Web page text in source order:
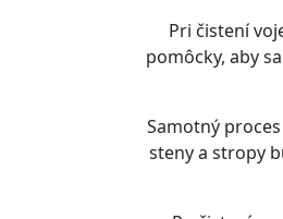
Pri čistení
pomôcky, aby
Samotný
steny a stropy